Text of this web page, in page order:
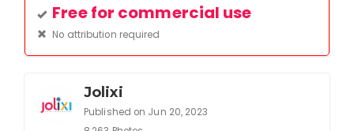
Free for commercial use
No attribution required
Jolixi
Published on Jun 20, 2023